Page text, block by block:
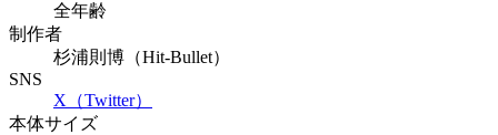
全年齢
制作者
杉浦則博（Hit-Bullet）
SNS
X（Twitter）
本体サイズ